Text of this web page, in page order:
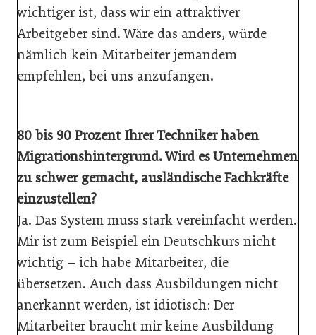
wichtiger ist, dass wir ein attraktiver
Arbeitgeber sind. Wäre das anders, würde
nämlich kein Mitarbeiter jemandem
empfehlen, bei uns anzufangen.
80 bis 90 Prozent Ihrer Techniker haben
Migrationshintergrund. Wird es Unternehmen
zu schwer gemacht, ausländische Fachkräfte
einzustellen?
Ja. Das System muss stark vereinfacht werden.
Mir ist zum Beispiel ein Deutschkurs nicht
wichtig – ich habe Mitarbeiter, die
übersetzen. Auch dass Ausbildungen nicht
anerkannt werden, ist idiotisch: Der
Mitarbeiter braucht mir keine Ausbildung